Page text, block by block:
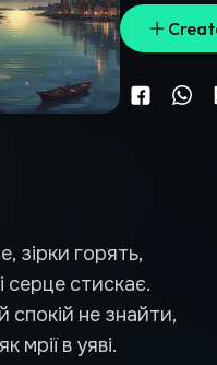
зірки горять,
серце стискає.
спокій не знайти,
мрії в уяві.